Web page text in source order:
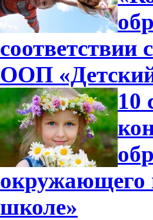
ООП
10
окружающего
школе»